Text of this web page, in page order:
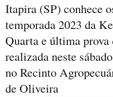
Itapira (SP) conhece
temporada 2023 da
Quarta e última prova
realizada neste
no Recinto
de Oliveira